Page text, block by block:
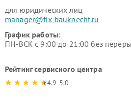
для юридических лиц
manager@fix-bauknecht.ru
График работы:
ПН-ВСК с 9:00 до 21:00 без
Рейтинг сервисного центра
4.9-5.0